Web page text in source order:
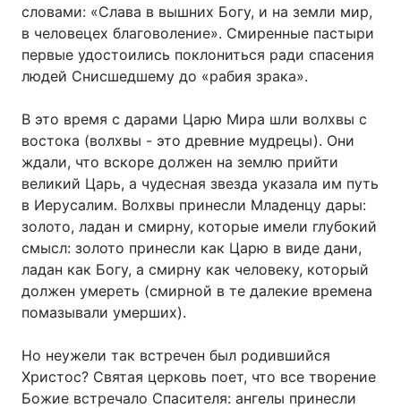
словами: «Слава в вышних Богу, и на земли мир,
в человецех благоволение». Смиренные пастыри
первые удостоились поклониться ради спасения
людей Снисшедшему до «рабия зрака».
В это время с дарами Царю Мира шли волхвы с
востока (волхвы - это древние мудрецы). Они
ждали, что вскоре должен нa землю прийти
великий Царь, а чудесная звезда указала им путь
в Иерусалим. Волхвы принесли Младенцу дары:
золото, ладан и смирну, которые имели глубокий
смысл: золото принесли как Царю в виде дани,
ладан как Богу, а смирну как человеку, который
должен умереть (смирной в те далекие времена
помазывали умерших).
Но неужели так встречен был родившийся
Христос? Святая церковь поет, что все творение
Божие встречало Спасителя: ангелы принесли